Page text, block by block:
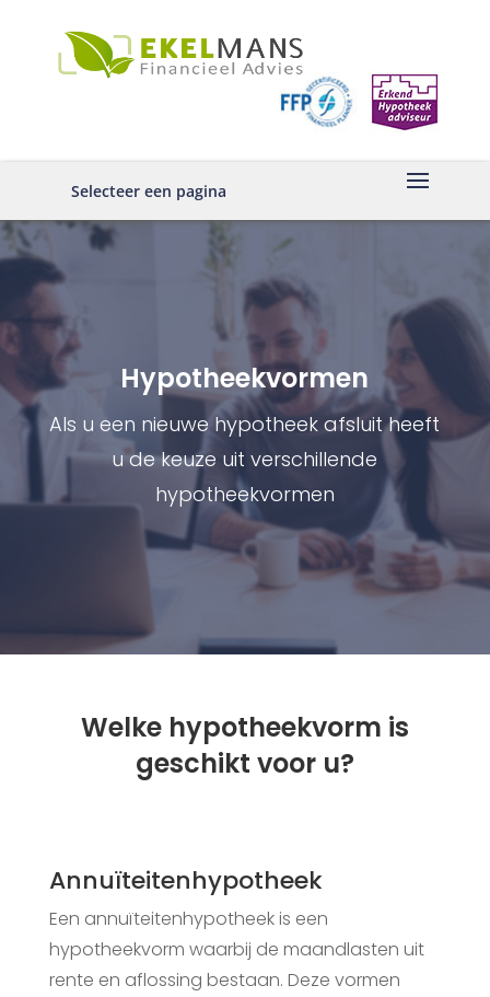
Selecteer een pagina
Hypotheekvormen
Als u een nieuwe hypotheek afsluit heeft
u de keuze uit verschillende
hypotheekvormen
Welke hypotheekvorm is
geschikt voor u?
Annuïteitenhypotheek
Een annuïteitenhypotheek is een
hypotheekvorm waarbij de maandlasten uit
rente en aflossing bestaan. Deze vormen